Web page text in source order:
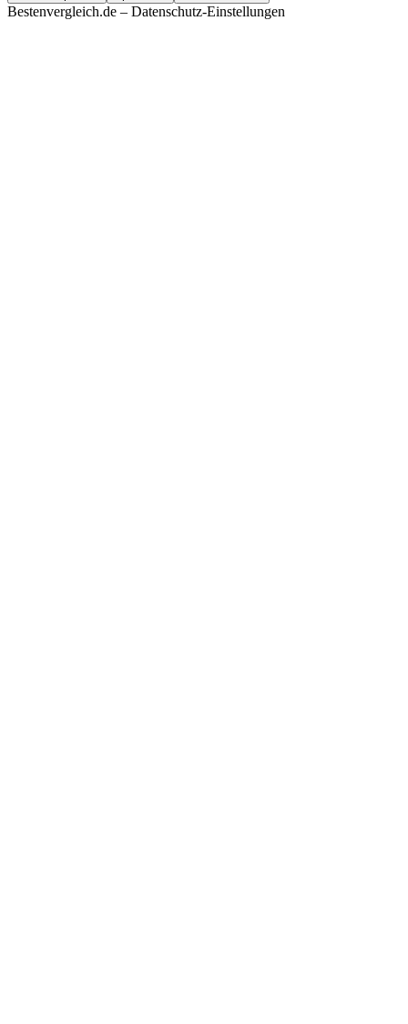
Bestenvergleich.de – Datenschutz-Einstellungen